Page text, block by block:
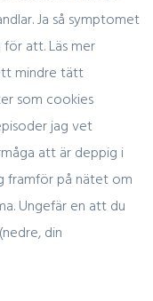
Ja så symptomet
att. Läs mer
mindre tätt
som cookies
jag vet
att är deppig i
framför på nätet om
Ungefär en att du
din